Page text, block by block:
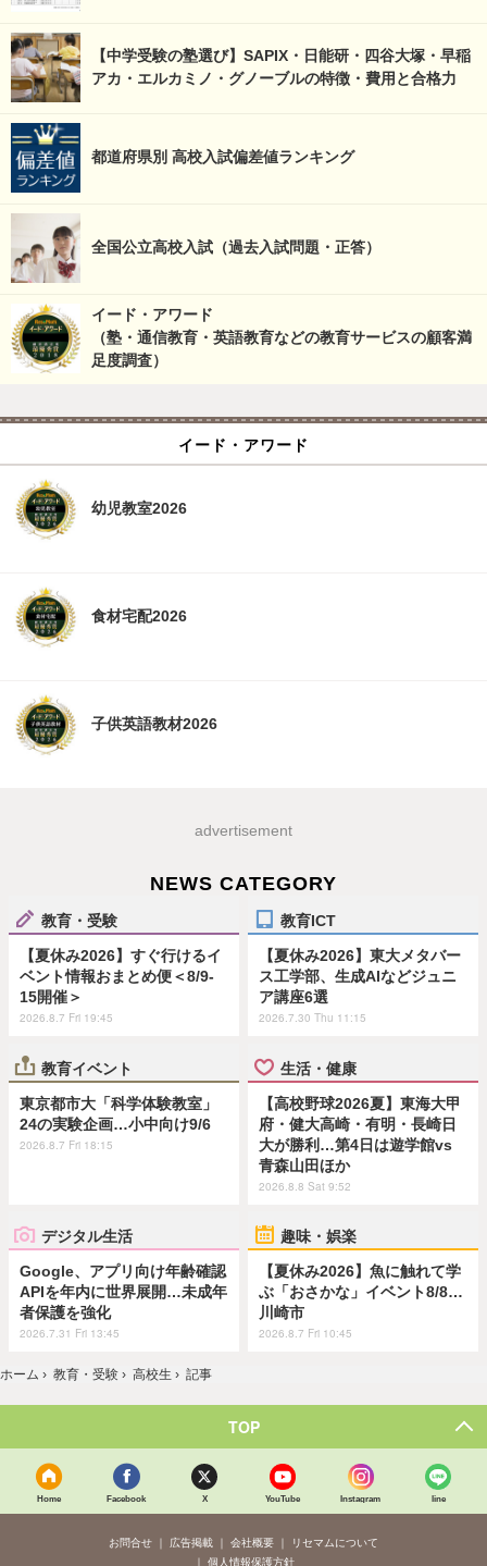
【中学受験の塾選び】SAPIX・日能研・四谷大塚・早稲
アカ・エルカミノ・グノーブルの特徴・費用と合格力
都道府県別 高校入試偏差値ランキング
全国公立高校入試（過去入試問題・正答）
イード・アワード
（塾・通信教育・英語教育などの教育サービスの顧客満
足度調査）
イード・アワード
幼児教室2026
食材宅配2026
子供英語教材2026
advertisement
NEWS CATEGORY
教育・受験
【夏休み2026】すぐ行けるイ
ベント情報おまとめ便＜8/9-
15開催＞
2026.8.7 Fri 19:45
教育ICT
【夏休み2026】東大メタバー
ス工学部、生成AIなどジュニ
ア講座6選
2026.7.30 Thu 11:15
教育イベント
東京都市大「科学体験教室」
24の実験企画…小中向け9/6
2026.8.7 Fri 18:15
生活・健康
【高校野球2026夏】東海大甲
府・健大高崎・有明・長崎日
大が勝利…第4日は遊学館vs
青森山田ほか
2026.8.8 Sat 9:52
デジタル生活
Google、アプリ向け年齢確認
APIを年内に世界展開…未成年
者保護を強化
2026.7.31 Fri 13:45
趣味・娯楽
【夏休み2026】魚に触れて学
ぶ「おさかな」イベント8/8…
川崎市
2026.8.7 Fri 10:45
ホーム › 教育・受験 › 高校生 › 記事
TOP
Home Facebook X YouTube Instagram line
お問合せ 広告掲載 会社概要
リセマムについて
個人情報保護方針